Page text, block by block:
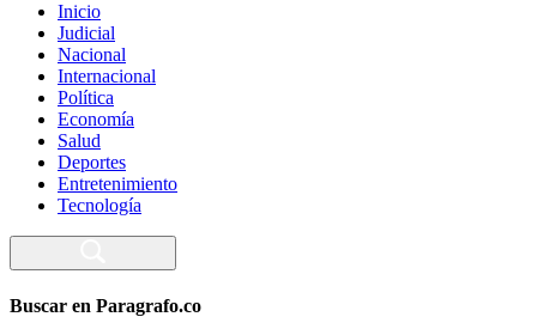
Inicio
Judicial
Nacional
Internacional
Política
Economía
Salud
Deportes
Entretenimiento
Tecnología
Buscar en Paragrafo.co